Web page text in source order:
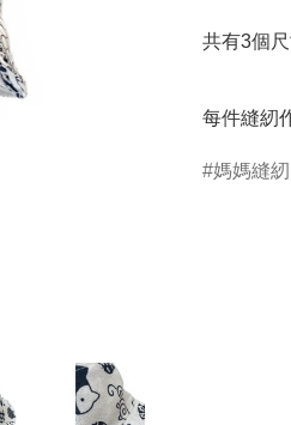
共有3個
每件縫紉
媽媽縫紉